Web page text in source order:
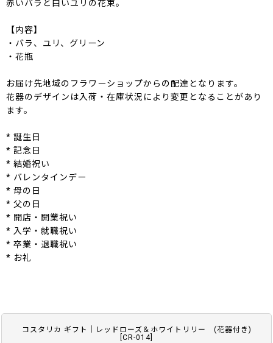
コスタリカ ギフト｜レッドローズ＆ホワイトリリー (花器付き)
CR-014
赤いバラと白いユリの花束。
【内容】
・バラ、ユリ、グリーン
・花瓶
お届け先地域のフラワーショップからの配達となります。
花器のデザインは入荷・在庫状況により変更となることがあり
ます。
* 誕生日
* 記念日
* 結婚祝い
* バレンタインデー
* 母の日
* 父の日
* 開店・開業祝い
* 入学・就職祝い
* 卒業・退職祝い
* お礼